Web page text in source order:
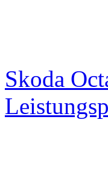
Skoda